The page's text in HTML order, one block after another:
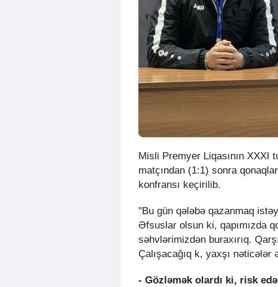
Misli Premyer Liqasının XXXI
matçından (1:1) sonra
konfransı keçirilib.
"Bu gün qələbə qazanmaq
Əfsuslar olsun ki, qapımızda
səhvlərimizdən buraxırıq.
Çalışacağıq k, yaxşı
- Gözləmək olardı ki, risk